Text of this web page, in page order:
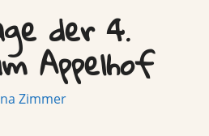
der 4.
Appelhof
Zimmer